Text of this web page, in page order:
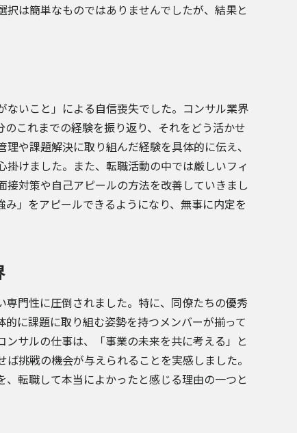
は簡単なものではありませんでしたが、結果と
いこと」による自信喪失でした。コンサル業界
これまでの経験を振り返り、それをどう活かせ
や課題解決に取り組んだ経験を具体的に伝え、
掛けました。また、転職活動の中では厳しいフィ
対策や自己アピールの方法を改善していきまし
」をアピールできるようになり、無事に内定を
門性に圧倒されました。特に、同僚たちの優秀
に課題に取り組む姿勢を持つメンバーが揃って
サルの仕事は、「事業の未来を共に考える」と
挑戦の機会が与えられることを実感しました。
転職して本当によかったと感じる理由の一つと